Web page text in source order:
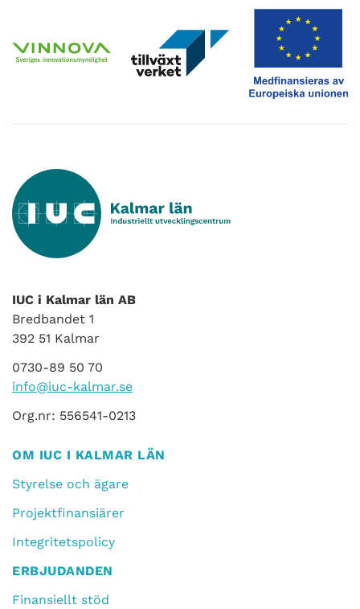
IUC i Kalmar län AB
Bredbandet 1
392 51 Kalmar
0730-89 50 70
info@iuc-kalmar.se
Org.nr: 556541-0213
OM IUC I KALMAR LÄN
Styrelse och ägare
Projektfinansiärer
Integritetspolicy
ERBJUDANDEN
Finansiellt stöd